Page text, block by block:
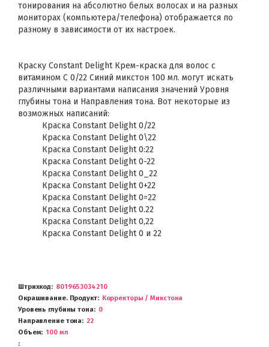
тонирования на абсолютно белых волосах и на разных
мониторах (компьютера/телефона) отображается по
разному в зависимости от их настроек.
Краску Constant Delight Крем-краска для волос с
витамином С 0/22 Синий микстон 100 мл. могут искать
различными вариантами написания значений Уровня
глубины тона и Направления тона. Вот некоторые из
возможных написаний:
Краска Constant Delight 0/22
Краска Constant Delight 0\22
Краска Constant Delight 0:22
Краска Constant Delight 0-22
Краска Constant Delight 0_22
Краска Constant Delight 0+22
Краска Constant Delight 0=22
Краска Constant Delight 0.22
Краска Constant Delight 0,22
Краска Constant Delight 0 и 22
Штрихкод
8019653034210
Окрашивание. Продукт
Корректоры / Микстона
Уровень глубины тона
0
Направление тона
22
Объем
100 мл